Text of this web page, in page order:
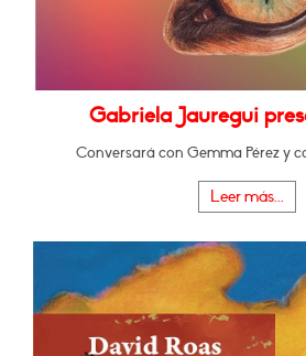
Gabriela Jauregui
Conversará con Gemma Pérez y
Leer más...